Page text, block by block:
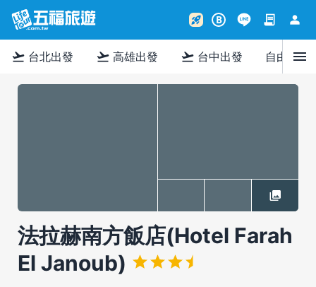
rocket_launch B contract person
flight_takeoff 台北出發 flight_takeoff 高雄出發 flight_takeoff 台中出發 自由行menu
法拉赫南方飯店(Hotel Farah
El Janoub)